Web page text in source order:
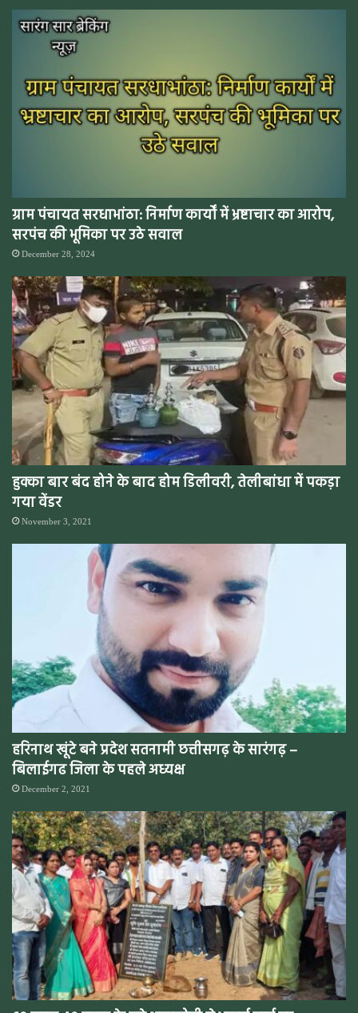
ग्राम पंचायत सरधाभांठा: निर्माण कार्यों में भ्रष्टाचार का आरोप,
सरपंच की भूमिका पर उठे सवाल
December 28, 2024
हुक्का बार बंद होने के बाद होम डिलीवरी, तेलीबांधा में पकड़ा
गया वेंडर
November 3, 2021
हरिनाथ खूंटे बने प्रदेश सतनामी छत्तीसगढ़ के सारंगढ़ –
बिलाईगढ जिला के पहले अध्यक्ष
December 2, 2021